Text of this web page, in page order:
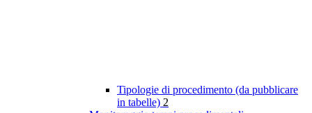
Tipologie di procedimento (da pubblicare
in tabelle) 2